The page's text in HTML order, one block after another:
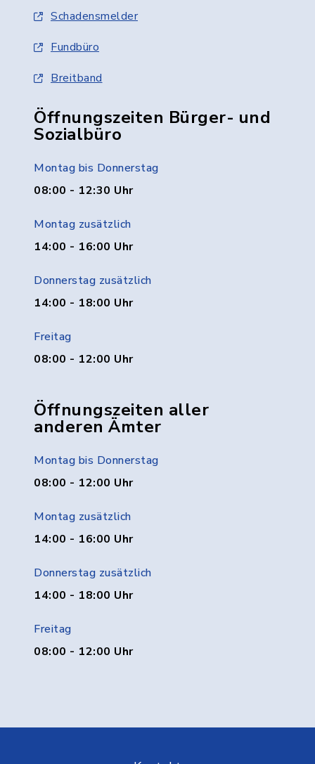
Schadensmelder
Fundbüro
Breitband
Öffnungszeiten Bürger- und
Sozialbüro
Montag bis Donnerstag
08:00 - 12:30 Uhr
Montag zusätzlich
14:00 - 16:00 Uhr
Donnerstag zusätzlich
14:00 - 18:00 Uhr
Freitag
08:00 - 12:00 Uhr
Öffnungszeiten aller
anderen Ämter
Montag bis Donnerstag
08:00 - 12:00 Uhr
Montag zusätzlich
14:00 - 16:00 Uhr
Donnerstag zusätzlich
14:00 - 18:00 Uhr
Freitag
08:00 - 12:00 Uhr